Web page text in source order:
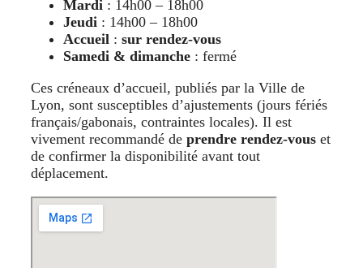
Mardi : 14h00 – 18h00
Jeudi : 14h00 – 18h00
Accueil : sur rendez-vous
Samedi & dimanche : fermé
Ces créneaux d’accueil, publiés par la Ville de
Lyon, sont susceptibles d’ajustements (jours fériés
français/gabonais, contraintes locales). Il est
vivement recommandé de prendre rendez-vous et
de confirmer la disponibilité avant tout
déplacement.